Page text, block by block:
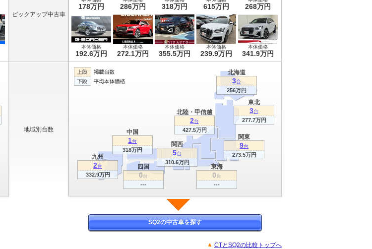
ピックアップ中古車
178万円 286万円 318万円 615万円 268万円
本体価格
192.6万円
本体価格
272.1万円
本体価格
355.5万円
本体価格
239.9万円
本体価格
341.9万円
地域別台数
関東
9台
273.5万円
関西
5台
310.6万円
東海
0台
---
北海道
3台
256万円
九州
2台
332.9万円
東北
3台
277.7万円
北陸・甲信越
2台
427.5万円
中国
1台
318万円
四国
0台
---
SQ2の中古車を探す
CTとSQ2の比較トップへ